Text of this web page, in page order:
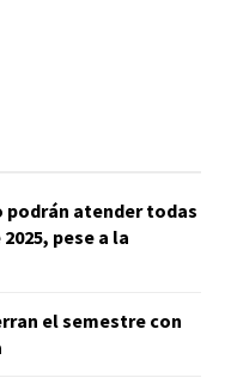
podrán atender todas
pese a la
el semestre con